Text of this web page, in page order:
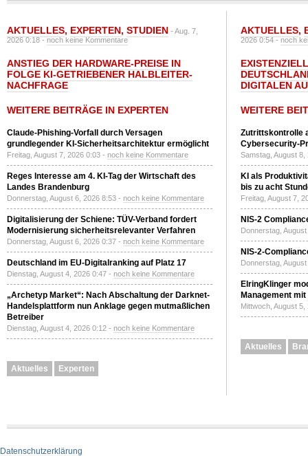
AKTUELLES, EXPERTEN, STUDIEN - Aug. 7,
2026 0:18 -noch keine Kommentare
ANSTIEG DER HARDWARE-PREISE IN
FOLGE KI-GETRIEBENER HALBLEITER-
NACHFRAGE
WEITERE BEITRÄGE IN EXPERTEN
Claude-Phishing-Vorfall durch Versagen
grundlegender KI-Sicherheitsarchitektur ermöglicht
Freitag, August 7, 2026 0:03 - noch keine Kommentare
Reges Interesse am 4. KI-Tag der Wirtschaft des
Landes Brandenburg
Donnerstag, August 6, 2026 8:53 - noch keine Kommentare
Digitalisierung der Schiene: TÜV-Verband fordert
Modernisierung sicherheitsrelevanter Verfahren
Donnerstag, August 6, 2026 0:37 - noch keine Kommentare
Deutschland im EU-Digitalranking auf Platz 17
Dienstag, August 4, 2026 0:47 - noch keine Kommentare
„Archetyp Market“: Nach Abschaltung der Darknet-
Handelsplattform nun Anklage gegen mutmaßlichen
Betreiber
Dienstag, August 4, 2026 0:12 - noch keine Kommentare
Aktuelles Experten
AKTUELLES,
2026 0:54 -noch
DIGITALEN
WEITERE
Zutrittskontrolle
Cybersecurity-
Samstag, August
KI als
bis zu acht
Freitag, August 7,
NIS-2
Donnerstag,
NIS-2-
Donnerstag,
ElringKlinger
Management
Mittwoch, August
Aktuelles
Datenschutzerklärung